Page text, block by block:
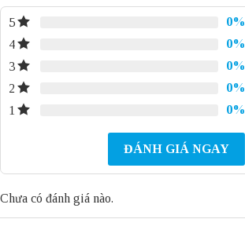
5 0%
4
0%
3
0%
2
0%
1
0%
ĐÁNH GIÁ NGAY
Chưa có đánh giá nào.